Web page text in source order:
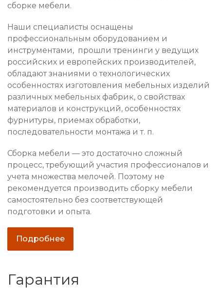
сборке мебели.
Наши специалисты оснащены
профессиональным оборудованием и
инструментами, прошли тренинги у ведущих
российских и европейских производителей,
обладают знаниями о технологических
особенностях изготовления мебельных изделий
различных мебельных фабрик, о свойствах
материалов и конструкций, особенностях
фурнитуры, приемах обработки,
последовательности монтажа и т. п.
Сборка мебели — это достаточно сложный
процесс, требующий участия профессионалов и
учета множества мелочей. Поэтому не
рекомендуется производить сборку мебели
самостоятельно без соответствующей
подготовки и опыта.
Подробнее
Гарантия